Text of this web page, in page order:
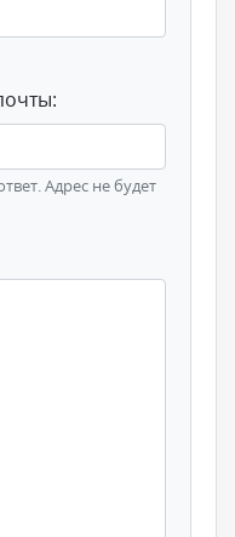
Адрес не будет